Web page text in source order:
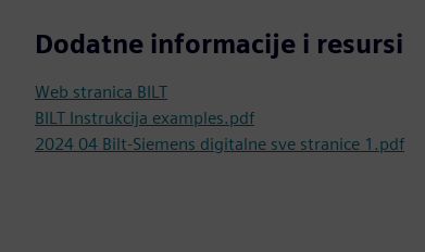
Dodatne informacije i resursi
Web stranica BILT
BILT Instrukcija examples.pdf
2024 04 Bilt-Siemens digitalne sve stranice 1.pdf